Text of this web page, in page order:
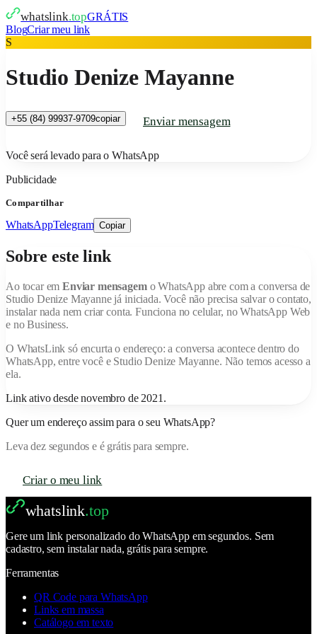
whatslink.topGRÁTIS
BlogCriar meu link
S
Studio Denize Mayanne
+55 (84) 99937-9709copiar Enviar mensagem
Você será levado para o WhatsApp
Publicidade
Compartilhar
WhatsAppTelegram Copiar
Sobre este link
Ao tocar emEnviar mensagem o WhatsApp abre com a conversa de
Studio Denize Mayannejá iniciada. Você não precisa salvar o contato,
instalar nada nem criar conta. Funciona no celular, no WhatsApp Web
e no Business.
O WhatsLink só encurta o endereço: a conversa acontece dentro do
WhatsApp, entre você e Studio Denize Mayanne. Não temos acesso a
ela.
Link ativo desde novembro de 2021 .
Quer um endereço assim para o seu WhatsApp?
Leva dez segundos e é grátis para sempre.
Criar o meu link
whatslink.top
Gere um link personalizado do WhatsApp em segundos. Sem
cadastro, sem instalar nada, grátis para sempre.
Ferramentas
QR Code para WhatsApp
Links em massa
Catálogo em texto